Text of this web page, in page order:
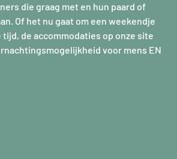
die graag met en hun paard of
Of het nu gaat om een weekendje
de accommodaties op onze site
voor mens EN